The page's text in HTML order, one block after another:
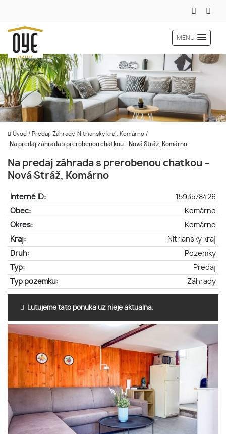
MENU
Úvod / Predaj, Záhrady, Nitriansky kraj, Komárno /
Na predaj záhrada s prerobenou chatkou – Nová Stráž, Komárno
Na predaj záhrada s prerobenou chatkou –
Nová Stráž, Komárno
Interné ID:
1593578426
Obec:
Komárno
Okres:
Komárno
Kraj:
Nitriansky kraj
Druh:
Pozemky
Typ:
Predaj
Typ pozemku:
Záhrady
Ľutujeme táto ponuka už nieje aktuálna.